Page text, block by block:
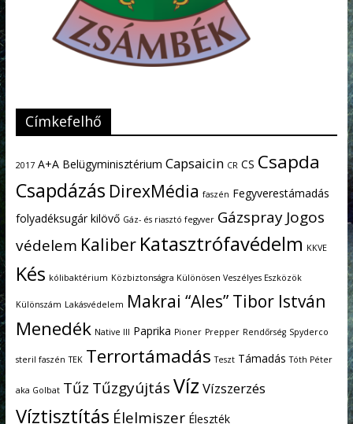
Címkefelhő
2017 A+A Belügyminisztérium Capsaicin CR CS Csapda
Csapdázás DirexMédia faszén Fegyverestámadás
folyadéksugár kilövő Gáz- és riasztó fegyver Gázspray Jogos
védelem Kaliber Katasztrófavédelm KKVE
Kés kólibaktérium Közbiztonságra Különösen Veszélyes Eszközök
Különszám Lakásvédelem Makrai “Ales” Tibor István
Menedék Native III Paprika Pioner Prepper Rendőrség Spyderco
steril faszén TEK Terrortámadás Teszt Támadás Tóth Péter
aka Golbat Tűz TűzgyújtásVíz Vízszerzés
Víztisztítás Élelmiszer Éleszték